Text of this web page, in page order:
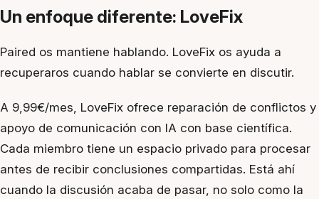
Un enfoque diferente: LoveFix
Paired os mantiene hablando. LoveFix os ayuda a
recuperaros cuando hablar se convierte en discutir.
A 9,99€/mes, LoveFix ofrece reparación de conflictos y
apoyo de comunicación con IA con base científica.
Cada miembro tiene un espacio privado para procesar
antes de recibir conclusiones compartidas. Está ahí
cuando la discusión acaba de pasar, no solo como la